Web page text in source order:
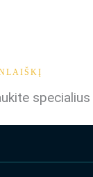
specialius